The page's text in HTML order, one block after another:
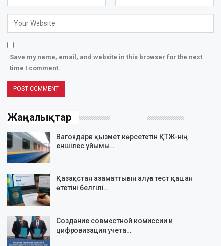
Save my name, email, and website in this browser for the next
time I comment.
Жаңалықтар
Вагондарға қызмет көрсететін ҚТЖ-нің
еншілес ұйымы…
Қазақстан азаматтығын алуға тест қашан
өтетіні белгілі…
Создание совместной комиссии и
цифровизация учета…